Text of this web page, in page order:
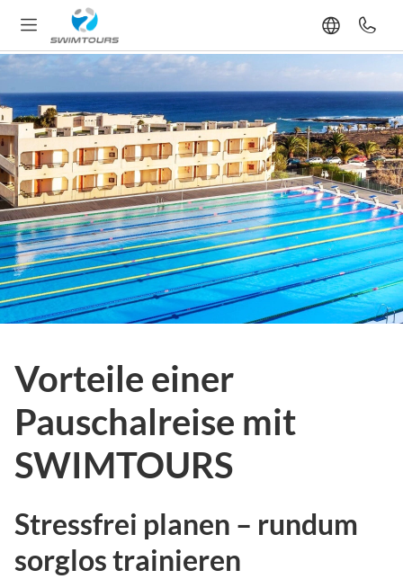
Vorteile einer
Pauschalreise mit
SWIMTOURS
Stressfrei planen – rundum
sorglos trainieren